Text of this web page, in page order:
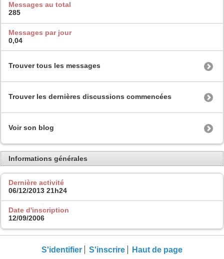
Messages au total
285
Messages par jour
0,04
Trouver tous les messages
Trouver les dernières discussions commencées
Voir son blog
Informations générales
Dernière activité
06/12/2013 21h24
Date d'inscription
12/09/2006
S'identifier S'inscrire Haut de page